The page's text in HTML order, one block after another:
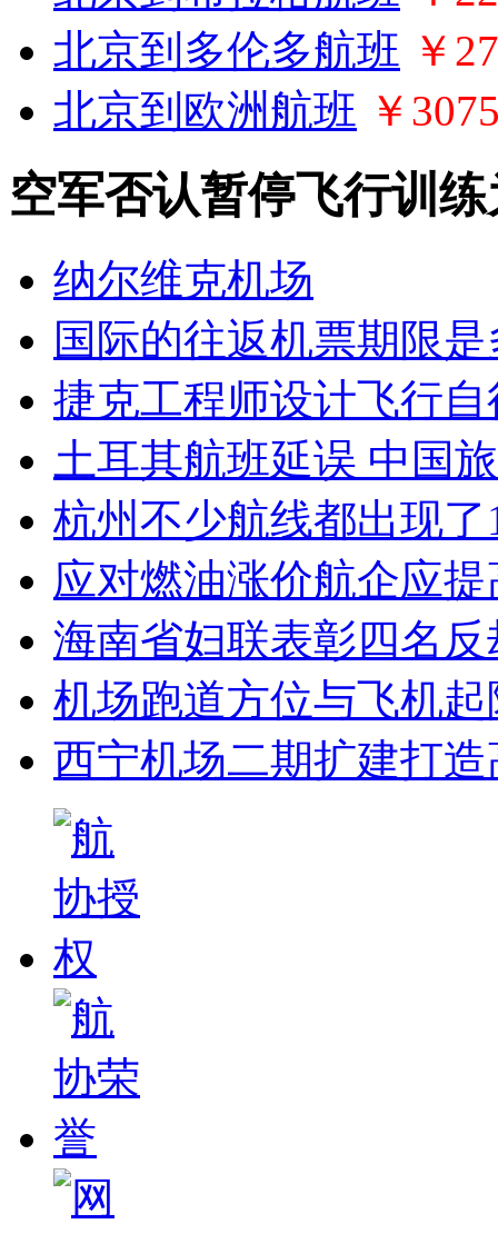
北京到多伦多航班 ￥
北京到欧洲航班 ￥
空军否认暂停飞行训
纳尔维克机场
国际的往返机票期限
捷克工程师设计飞行
土耳其航班延误 中国
杭州不少航线都出现
应对燃油涨价航企应
海南省妇联表彰四名
机场跑道方位与飞机
西宁机场二期扩建打